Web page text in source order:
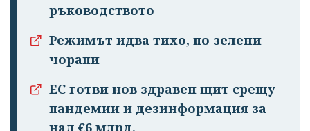
ръководството
Режимът идва тихо, по зелени
чорапи
ЕС готви нов здравен щит срещу
пандемии и дезинформация за
над €6 млрд.